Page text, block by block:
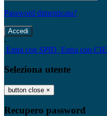
Password dimenticata?
-
Entra con SPID Entra con CIE
Seleziona utente
button close ×
Recupero password